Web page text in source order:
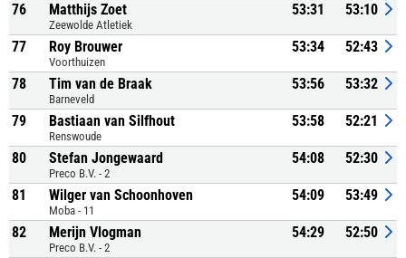
76 Matthijs Zoet
Zeewolde Atletiek
53:31 53:10
77 Roy Brouwer
Voorthuizen
53:34 52:43
78 Tim van de Braak
Barneveld
53:56 53:32
79 Bastiaan van Silfhout
Renswoude
53:58 52:21
80 Stefan Jongewaard
Preco B.V. - 2
54:08 52:30
81 Wilger van Schoonhoven
Moba - 11
54:09 53:49
82 Merijn Vlogman
Preco B.V. - 2
54:29 52:50